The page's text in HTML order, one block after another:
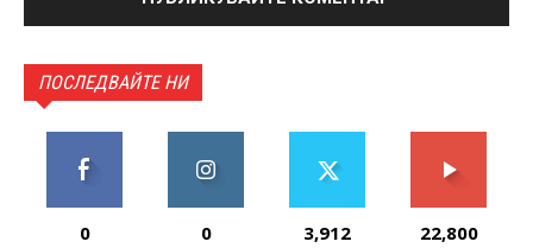
ПОСЛЕДВАЙТЕ НИ
0 0 3,912 22,800